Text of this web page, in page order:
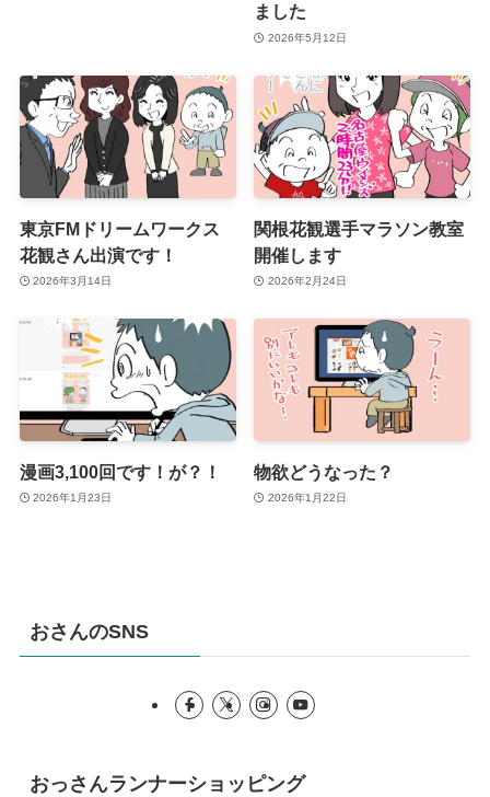
ました
2026年5月12日
東京FMドリームワークス
花観さん出演です！
2026年3月14日
関根花観選手マラソン教室
開催します
2026年2月24日
漫画3,100回です！が？！
2026年1月23日
物欲どうなった？
2026年1月22日
おさんのSNS
おっさんランナーショッピング